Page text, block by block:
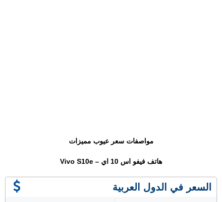
مواصفات سعر عيوب مميزات
هاتف فيفو اس 10 اي – Vivo S10e
السعر في الدول العربية